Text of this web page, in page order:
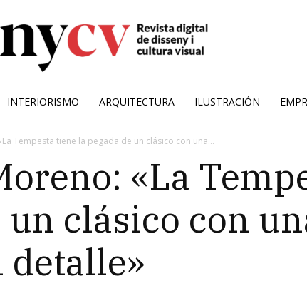
INTERIORISMO ARQUITECTURA ILUSTRACIÓN
Tempesta tiene la pegada de un clásico con una...
«La
un clásico con
detalle»